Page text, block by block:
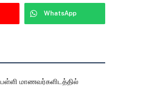
WhatsApp
பள்ளி மாணவர்களிடத்தில்